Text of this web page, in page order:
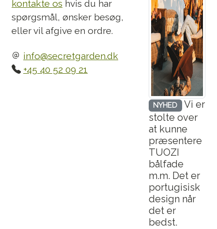
kontakte os hvis du har
spørgsmål, ønsker besøg,
eller vil afgive en ordre.
info@secretgarden.dk
+45 40 52 09 21
NYHED
Vi er
stolte over
at kunne
præsentere
TUOZI
bålfade
m.m. Det er
portugisisk
design når
det er
bedst.